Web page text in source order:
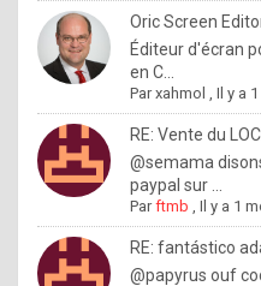
Oric Screen
Éditeur d'écran
en C...
Parxahmol ,Il y a
RE: Vente du LOCI
@semama
paypal sur ...
Parftmb ,Il y a 1
RE: fantástico
@papyrus ouf